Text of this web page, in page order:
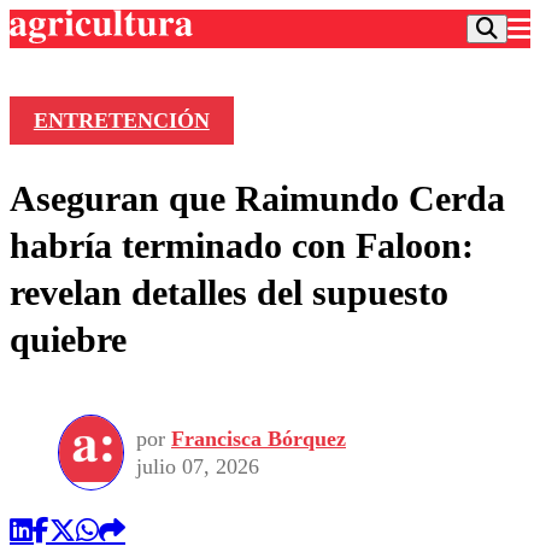
Frecuencias
Agricultura TV
Deportes
Colo Colo
Torneo Internacional
Torneo Nacional
Entretención
Internacional
Nacional
Programas
Comercial
ENTRETENCIÓN
Aseguran que Raimundo Cerda
habría terminado con Faloon:
revelan detalles del supuesto
quiebre
por Francisca Bórquez
julio 07, 2026